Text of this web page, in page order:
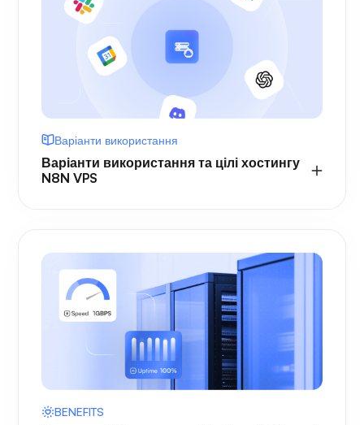
Варіанти використання
Варіанти використання та цілі хостингу
N8N VPS
BENEFITS